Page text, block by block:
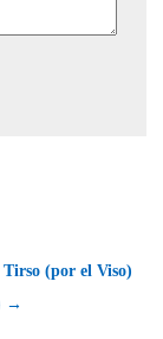
(por el Viso)
→